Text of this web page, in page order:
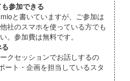
参加できる
と書いていますが、ご参加は
社のスマホを使っている方でも
。参加費は無料です。
クセッションでお話しするの
ート・企画を担当しているスタ